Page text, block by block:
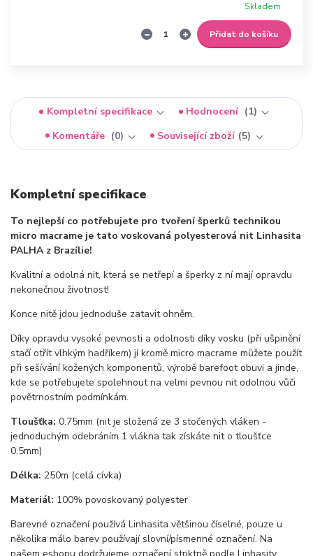
Skladem
Přidat do košíku
Kompletní specifikace Hodnocení
1
Komentáře
0 Související zboží 5
Kompletní specifikace
To nejlepší co potřebujete pro tvoření šperků technikou
micro macrame je tato voskovaná polyesterová nit Linhasita
PALHA z Brazílie!
Kvalitní a odolná nit, která se netřepí a šperky z ní mají opravdu
nekonečnou životnost!
Konce nitě jdou jednoduše zatavit ohněm.
Díky opravdu vysoké pevnosti a odolnosti díky vosku (při ušpinění
stačí otřít vlhkým hadříkem) jí kromě micro macrame můžete použít
při sešívání kožených komponentů, výrobě barefoot obuvi a jinde,
kde se potřebujete spolehnout na velmi pevnou nit odolnou vůči
povětrnostním podmínkám.
Tloušťka: 0.75mm (nit je složená ze 3 stočených vláken -
jednoduchým odebráním 1 vlákna tak získáte nit o tloušťce
0,5mm)
Délka: 250m (celá cívka)
Materiál: 100% povoskovaný polyester
Barevné označení používá Linhasita většinou číselné, pouze u
několika málo barev používají slovní/písmenné označení. Na